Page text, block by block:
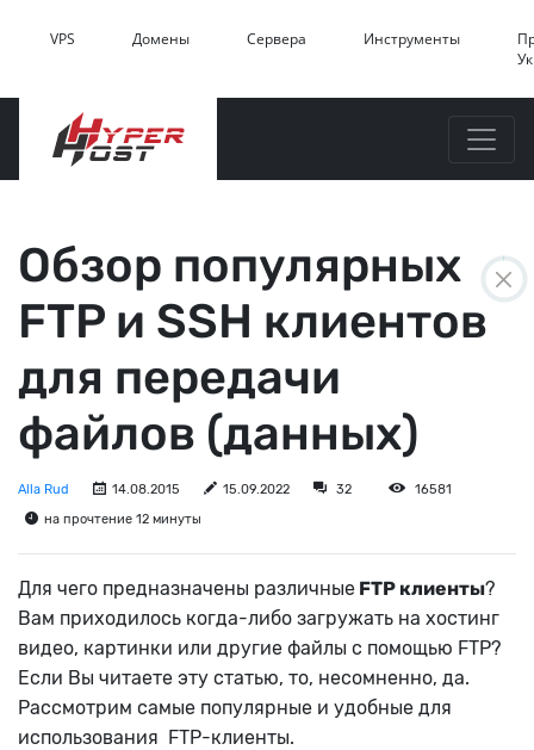
VPS Домены Сервера Инструменты
Обзор популярных
FTP и SSH клиентов
для передачи
файлов (данных)
Alla Rud 14.08.2015 15.09.2022 32
16581
на прочтение 12 минуты
Для чего предназначены различные FTP клиенты?
Вам приходилось когда-либо загружать на хостинг
видео, картинки или другие файлы с помощью FTP?
Если Вы читаете эту статью, то, несомненно, да.
Рассмотрим самые популярные и удобные для
использования FTP-клиенты.